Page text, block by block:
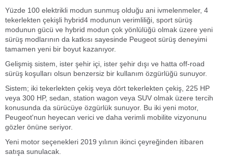
Yüzde 100 elektrikli modun sunmuş olduğu ani ivmelenmeler, 4
tekerlekten çekişli hybrid4 modunun verimliliği, sport sürüş
modunun gücü ve hybrid modun çok yönlülüğü olmak üzere yeni
sürüş modlarının da katkısı sayesinde Peugeot sürüş deneyimi
tamamen yeni bir boyut kazanıyor.
Gelişmiş sistem, ister şehir içi, ister şehir dışı ve hatta off-road
sürüş koşulları olsun benzersiz bir kullanım özgürlüğü sunuyor.
Sistem; iki tekerlekten çekiş veya dört tekerlekten çekiş, 225 HP
veya 300 HP, sedan, station wagon veya SUV olmak üzere tercih
konusunda da sürücüye özgürlük sunuyor. Bu iki yeni motor,
Peugeot'nun heyecan verici ve daha verimli mobilite vizyonunu
gözler önüne seriyor.
Yeni motor seçenekleri 2019 yılının ikinci çeyreğinden itibaren
satışa sunulacak.